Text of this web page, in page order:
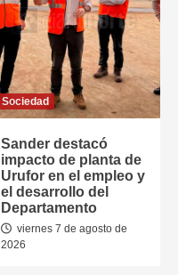
Sociedad
Sander destacó
impacto de planta de
Urufor en el empleo y
el desarrollo del
Departamento
viernes 7 de agosto de
2026